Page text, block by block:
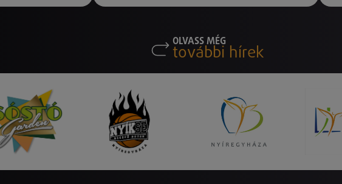
OLVASS MÉG
további hírek